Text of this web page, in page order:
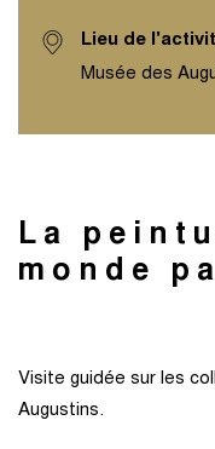
Lieu de
Musée des
La
monde
Visite guidée sur les
Augustins.